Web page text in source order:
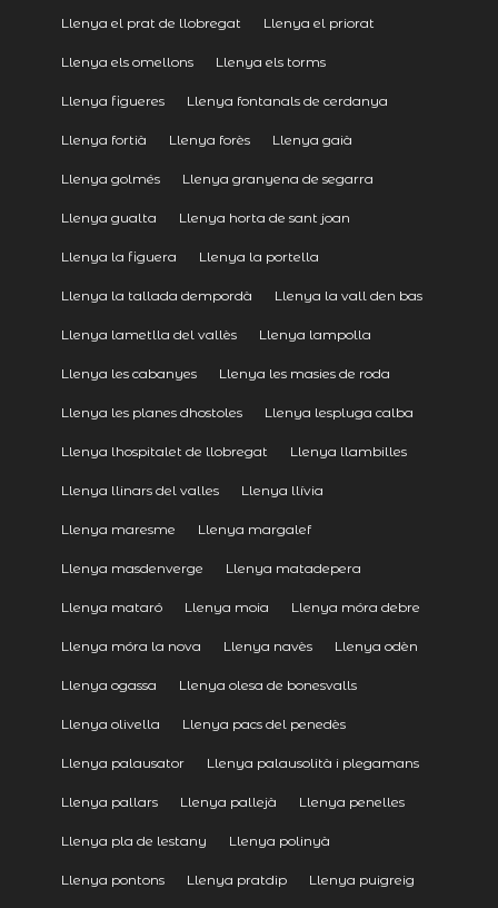
Llenya el prat de llobregat Llenya el priorat
Llenya els omellons Llenya els torms
Llenya figueres Llenya fontanals de cerdanya
Llenya fortià Llenya forès Llenya gaià
Llenya golmés Llenya granyena de segarra
Llenya gualta Llenya horta de sant joan
Llenya la figuera Llenya la portella
Llenya la tallada dempordà Llenya la vall den bas
Llenya lametlla del vallès Llenya lampolla
Llenya les cabanyes Llenya les masies de roda
Llenya les planes dhostoles Llenya lespluga calba
Llenya lhospitalet de llobregat Llenya llambilles
Llenya llinars del valles Llenya llívia
Llenya maresme Llenya margalef
Llenya masdenverge Llenya matadepera
Llenya mataró Llenya moia Llenya móra debre
Llenya móra la nova Llenya navès Llenya odèn
Llenya ogassa Llenya olesa de bonesvalls
Llenya olivella Llenya pacs del penedès
Llenya palausator Llenya palausolità i plegamans
Llenya pallars Llenya pallejà Llenya penelles
Llenya pla de lestany Llenya polinyà
Llenya pontons Llenya pratdip Llenya puigreig